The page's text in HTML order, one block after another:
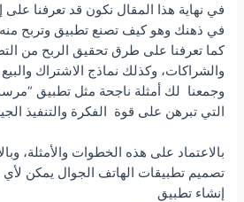
في نهاية هذا المقال نكون قد تعرفنا على
في ذهنك وهو كيف تصنع تطبيق وتربح منه
والشراكات، وكذلك نماذج الاشتراك
التي تبرهن على قوة الفكرة والتنفيذ
بالاعتماد على هذه الخطوات والأمثلة،
تصميم تطبيقات الهاتف الجوال يمكن
إنشاء تطبيق